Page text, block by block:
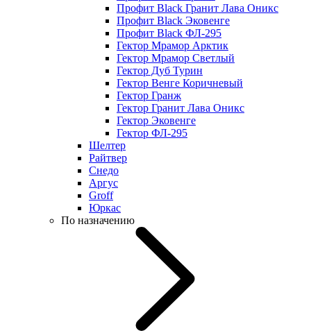
Профит Black Гранит Лава Оникс
Профит Black Эковенге
Профит Black ФЛ-295
Гектор Мрамор Арктик
Гектор Мрамор Светлый
Гектор Дуб Турин
Гектор Венге Коричневый
Гектор Гранж
Гектор Гранит Лава Оникс
Гектор Эковенге
Гектор ФЛ-295
Шелтер
Райтвер
Снедо
Аргус
Groff
Юркас
По назначению